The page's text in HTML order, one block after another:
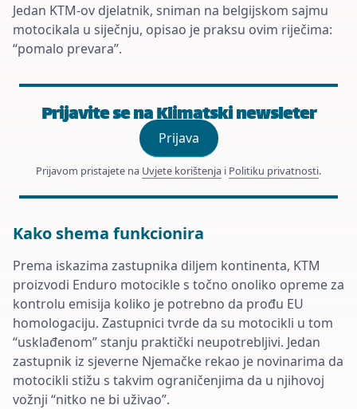
Jedan KTM-ov djelatnik, sniman na belgijskom sajmu
motocikala u siječnju, opisao je praksu ovim riječima:
“pomalo prevara”.
Prijavite se na Klimatski newsleter
Prijava
Prijavom pristajete na Uvjete korištenja i Politiku privatnosti.
Kako shema funkcionira
Prema iskazima zastupnika diljem kontinenta, KTM
proizvodi Enduro motocikle s točno onoliko opreme za
kontrolu emisija koliko je potrebno da prođu EU
homologaciju. Zastupnici tvrde da su motocikli u tom
“usklađenom” stanju praktički neupotrebljivi. Jedan
zastupnik iz sjeverne Njemačke rekao je novinarima da
motocikli stižu s takvim ograničenjima da u njihovoj
vožnji “nitko ne bi uživao”.